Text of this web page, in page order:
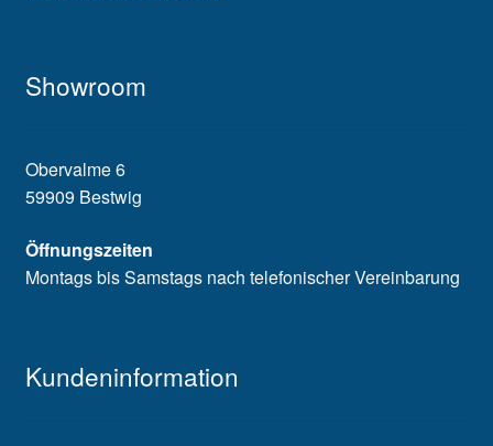
Showroom
Obervalme 6
59909 Bestwig
Öffnungszeiten
Montags bis Samstags nach telefonischer Vereinbarung
Kundeninformation